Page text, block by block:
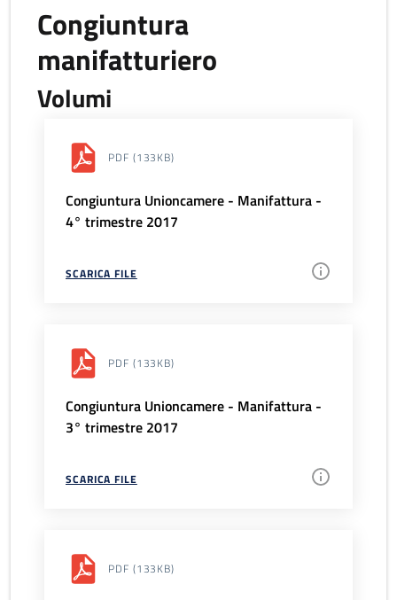
Congiuntura
manifatturiero
Volumi
PDF (133KB)
Congiuntura Unioncamere - Manifattura -
4° trimestre 2017
SCARICA FILE
PDF (133KB)
Congiuntura Unioncamere - Manifattura -
3° trimestre 2017
SCARICA FILE
PDF (133KB)